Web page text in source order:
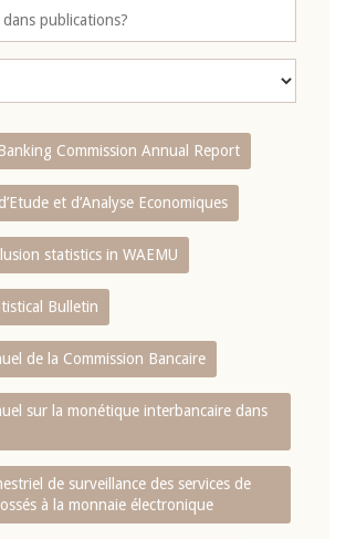
Commission Annual Report
et d’Analyse Economiques
statistics in WAEMU
Bulletin
de la Commission Bancaire
sur la monétique interbancaire dans
de surveillance des services de
à la monnaie électronique